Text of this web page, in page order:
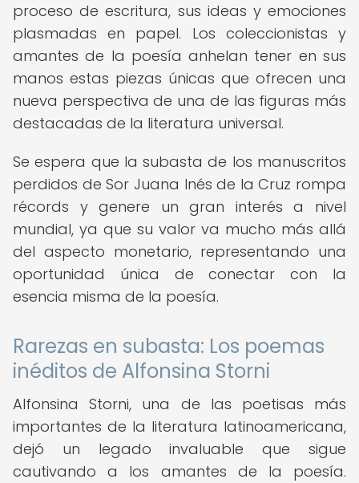
proceso de escritura, sus ideas y emociones
plasmadas en papel. Los coleccionistas y
amantes de la poesía anhelan tener en sus
manos estas piezas únicas que ofrecen una
nueva perspectiva de una de las figuras más
destacadas de la literatura universal.
Se espera que la subasta de los manuscritos
perdidos de Sor Juana Inés de la Cruz rompa
récords y genere un gran interés a nivel
mundial, ya que su valor va mucho más allá
del aspecto monetario, representando una
oportunidad única de conectar con la
esencia misma de la poesía.
Rarezas en subasta: Los poemas
inéditos de Alfonsina Storni
Alfonsina Storni, una de las poetisas más
importantes de la literatura latinoamericana,
dejó un legado invaluable que sigue
cautivando a los amantes de la poesía.